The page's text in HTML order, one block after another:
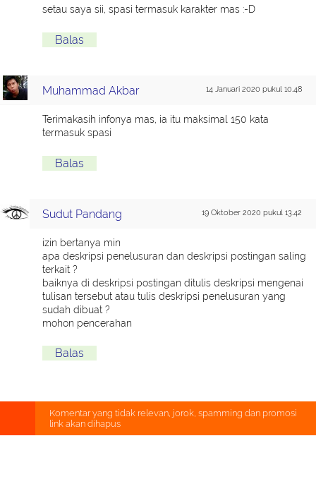
setau saya sii, spasi termasuk karakter mas :-D
Balas
Muhammad Akbar 14 Januari 2020 pukul 10.48
Terimakasih infonya mas, ia itu maksimal 150 kata
termasuk spasi
Balas
Sudut Pandang 19 Oktober 2020 pukul 13.42
izin bertanya min
apa deskripsi penelusuran dan deskripsi postingan saling
terkait ?
baiknya di deskripsi postingan ditulis deskripsi mengenai
tulisan tersebut atau tulis deskripsi penelusuran yang
sudah dibuat ?
mohon pencerahan
Balas
Komentar yang tidak relevan, jorok, spamming dan promosi
link akan dihapus